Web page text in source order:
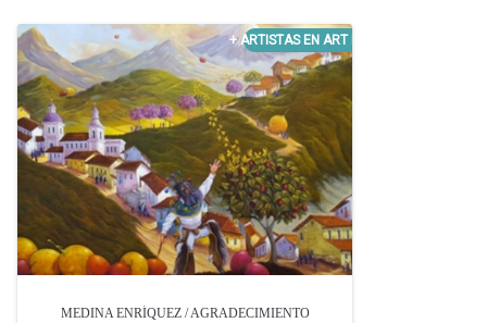
MEDINA ENRÍQUEZ / AGRADECIMIENTO